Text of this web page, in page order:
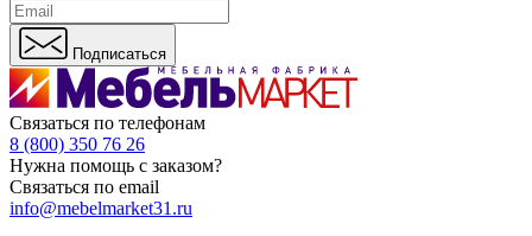
Подписаться
Связаться по телефонам
8 (800) 350 76 26
Нужна помощь с заказом?
Связаться по email
info@mebelmarket31.ru